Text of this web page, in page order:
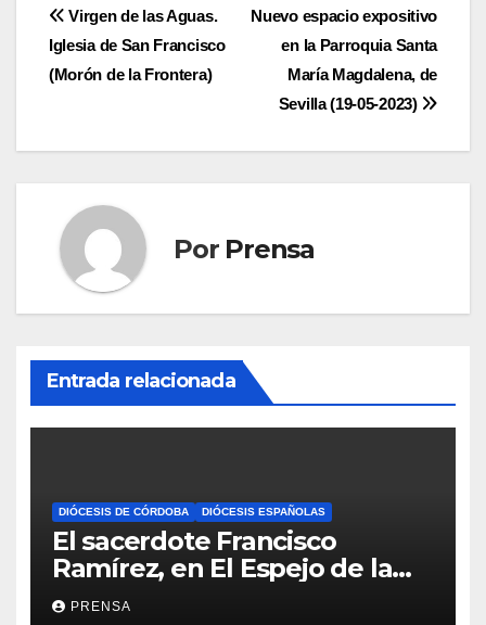
Navegación
de
Nuevo espacio expositivo
en la Parroquia Santa
María Magdalena, de
Sevilla (19-05-2023)
Virgen de las Aguas.
Iglesia de San Francisco
(Morón de la Frontera)
Por Prensa
Entrada relacionada
DIÓCESIS DE CÓRDOBA DIÓCESIS ESPAÑOLAS
El sacerdote Francisco
Ramírez, en El Espejo de la
Iglesia
PRENSA